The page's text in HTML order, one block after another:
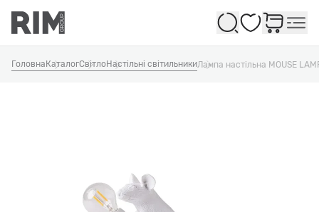
Обране
Головна КаталогСвітлоНастільні світильникиЛампа настільна MOUSE